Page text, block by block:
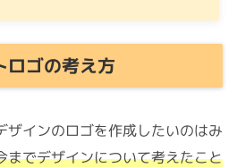
ロゴの考え方
ザインのロゴを作成したいのはみ
までデザインについて考えたこと